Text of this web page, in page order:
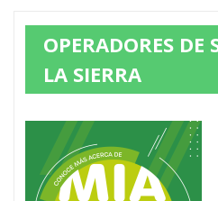
OPERADORES DE
LA SIERRA